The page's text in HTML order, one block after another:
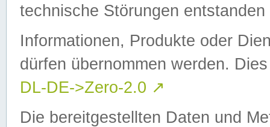
technische Störungen
Informationen, Produkte oder
dürfen übernommen werden.
DL-DE->Zero-2.0 ↗
Die bereitgestellten Daten und